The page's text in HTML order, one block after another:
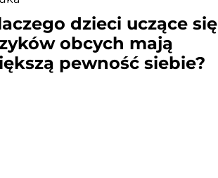
dzieci uczące się
obcych mają
pewność siebie?